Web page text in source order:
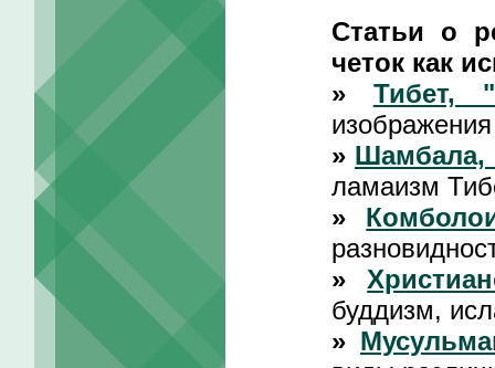
Статьи о
четок как
»
Тибет,
» Шамбала,
ламаизм
»
»
буддизм,
»